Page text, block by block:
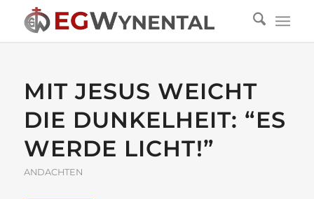
MIT JESUS WEICHT
DIE DUNKELHEIT: “ES
WERDE LICHT!”
ANDACHTEN